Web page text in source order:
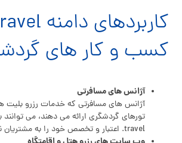
کسب و کار های
آژانس های مسافرتی
آژانس های مسافرتی که خدمات رزرو بلیت
تورهای گردشگری ارائه می دهند، می توانند
travel. اعتبار و تخصص خود را به مشتریان نمایش دهند.